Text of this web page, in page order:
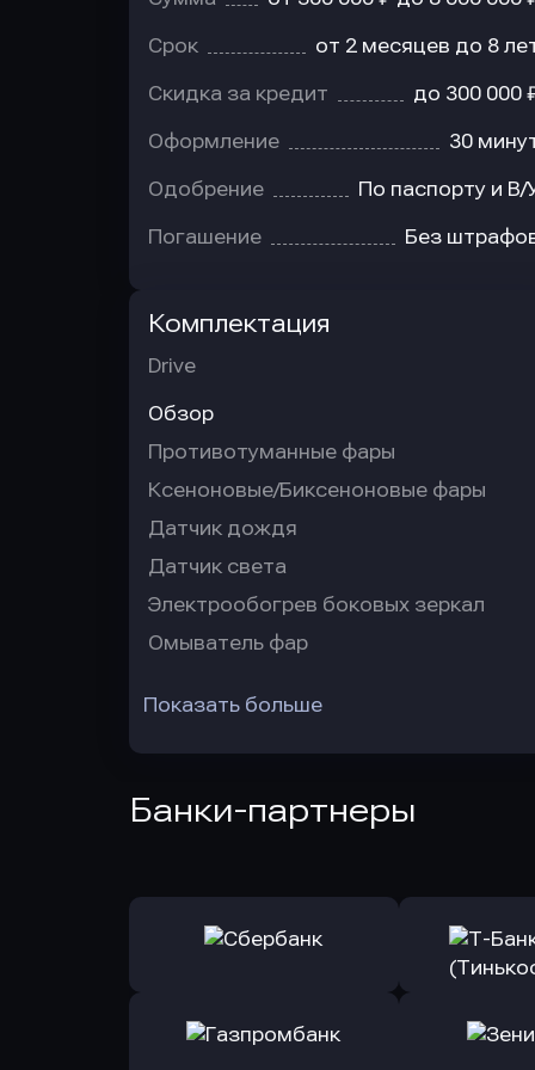
Срок от 2 месяцев до 8
Скидка за кредит до 300 000
Оформление 30
Одобрение По паспорту и В/
Погашение Без
Комплектация
Drive
Обзор
Противотуманные фары
Ксеноновые/Биксеноновые фары
Датчик дождя
Датчик света
Электрообогрев боковых зеркал
Омыватель фар
Показать больше
Банки-партнеры
Оправить заявку